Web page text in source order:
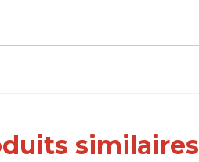
similaires